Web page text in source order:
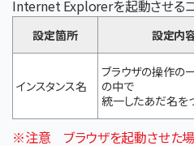
Internet Explorerを起動させるコ
設定箇所 設定内
インスタンス名
ブラウザの操作の
の中で
統一したあだ名を
※注意 ブラウザを起動させた場